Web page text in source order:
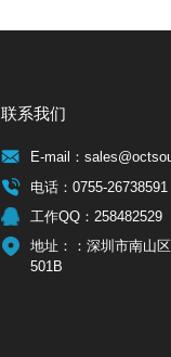
联系我们
E-mail：
电话：0755-26738591
工作QQ：258482529
地址：：深圳市南山
501B